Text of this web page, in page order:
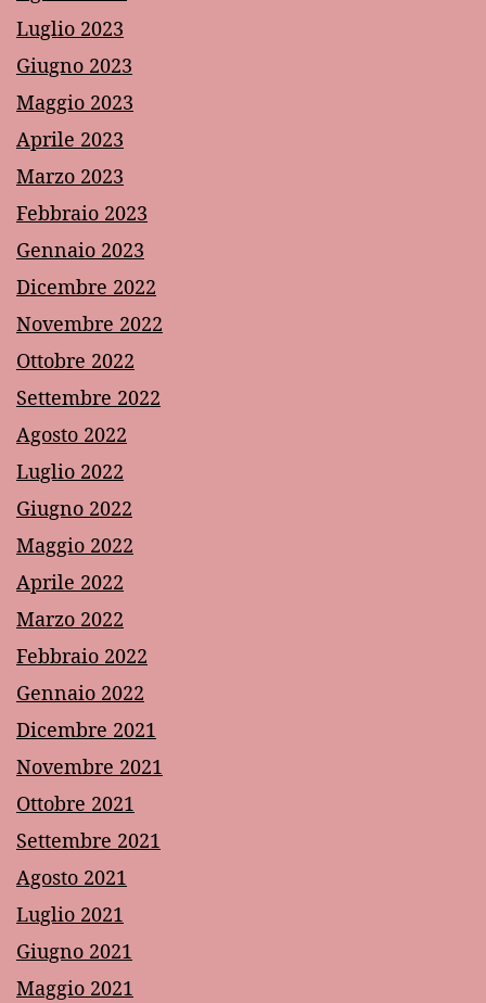
Luglio 2023
Giugno 2023
Maggio 2023
Aprile 2023
Marzo 2023
Febbraio 2023
Gennaio 2023
Dicembre 2022
Novembre 2022
Ottobre 2022
Settembre 2022
Agosto 2022
Luglio 2022
Giugno 2022
Maggio 2022
Aprile 2022
Marzo 2022
Febbraio 2022
Gennaio 2022
Dicembre 2021
Novembre 2021
Ottobre 2021
Settembre 2021
Agosto 2021
Luglio 2021
Giugno 2021
Maggio 2021